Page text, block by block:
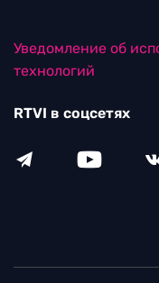
Уведомление об
технологий
RTVI в соцсетях